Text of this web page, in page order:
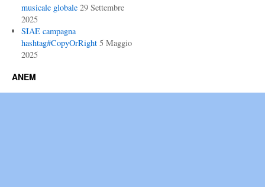
musicale globale 29 Settembre
2025
SIAE campagna
hashtag#CopyOrRight 5 Maggio
2025
ANEM